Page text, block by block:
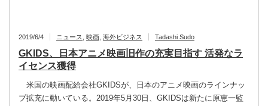
2019/6/4 ニュース 映画 海外ビジネス Tadashi Sudo
GKIDS、日本アニメ映画旧作の充実目指す 活発なラ
イセンス獲得
米国の映画配給会社GKIDSが、日本のアニメ映画のラインナッ
プ拡充に動いている。2019年5月30日、GKIDSは新たに原恵一監